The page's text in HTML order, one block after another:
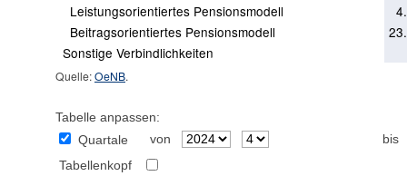
Leistungsorientiertes Pensionsmodell
Beitragsorientiertes Pensionsmodell
Sonstige Verbindlichkeiten
Quelle:OeNB.
Tabelle anpassen:
Quartale
von
bis
Tabellenkopf